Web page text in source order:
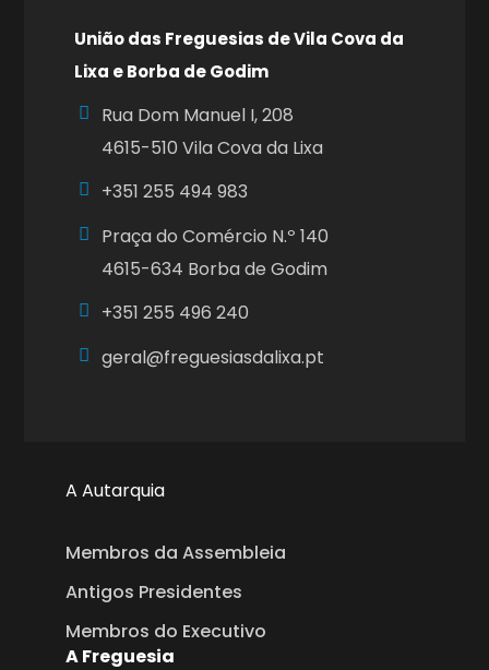
União das Freguesias de Vila Cova da
Lixa e Borba de Godim
Rua Dom Manuel I, 208
4615-510 Vila Cova da Lixa
+351255 494 983
Praça do Comércio N.º 140
4615-634 Borba de Godim
+351255 496 240
geral@freguesiasdalixa.pt
A Autarquia
Membros da Assembleia
Antigos Presidentes
Membros do Executivo
A Freguesia